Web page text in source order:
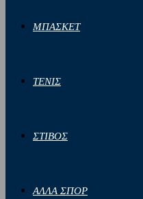
ΜΠΑΣΚΕΤ
ΤΕΝΙΣ
ΣΤΙΒΟΣ
ΑΛΛΑ ΣΠΟΡ